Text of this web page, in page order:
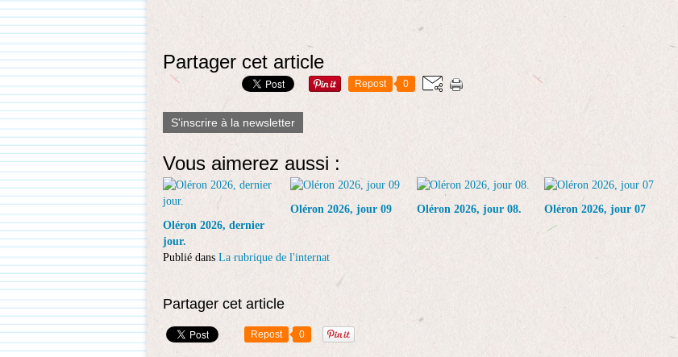
Partager cet article
Repost 0
S'inscrire à la newsletter
Vous aimerez aussi :
Oléron 2026, dernier
jour.
Oléron 2026, jour 09 Oléron 2026, jour 08. Oléron 2026, jour 07
Publié dans La rubrique de l'internat
Partager cet article
Repost 0